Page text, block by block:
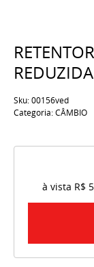
Sku:00156ved
Categoria:CÂMBIO
à vista R$